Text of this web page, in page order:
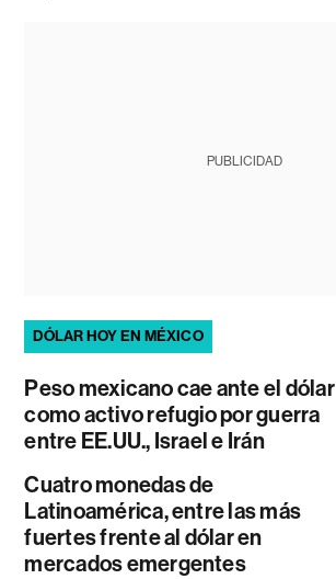
PUBLICIDAD
DÓLAR HOY EN MÉXICO
Peso mexicano cae ante el dólar
como activo refugio por guerra
entre EE.UU., Israel e Irán
Cuatro monedas de
Latinoamérica, entre las más
fuertes frente al dólar en
mercados emergentes